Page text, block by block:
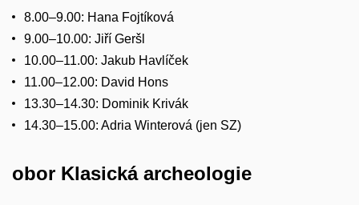
8.00–9.00: Hana Fojtíková
9.00–10.00: Jiří Geršl
10.00–11.00: Jakub Havlíček
11.00–12.00: David Hons
13.30–14.30: Dominik Krivák
14.30–15.00: Adria Winterová (jen SZ)
obor Klasická archeologie